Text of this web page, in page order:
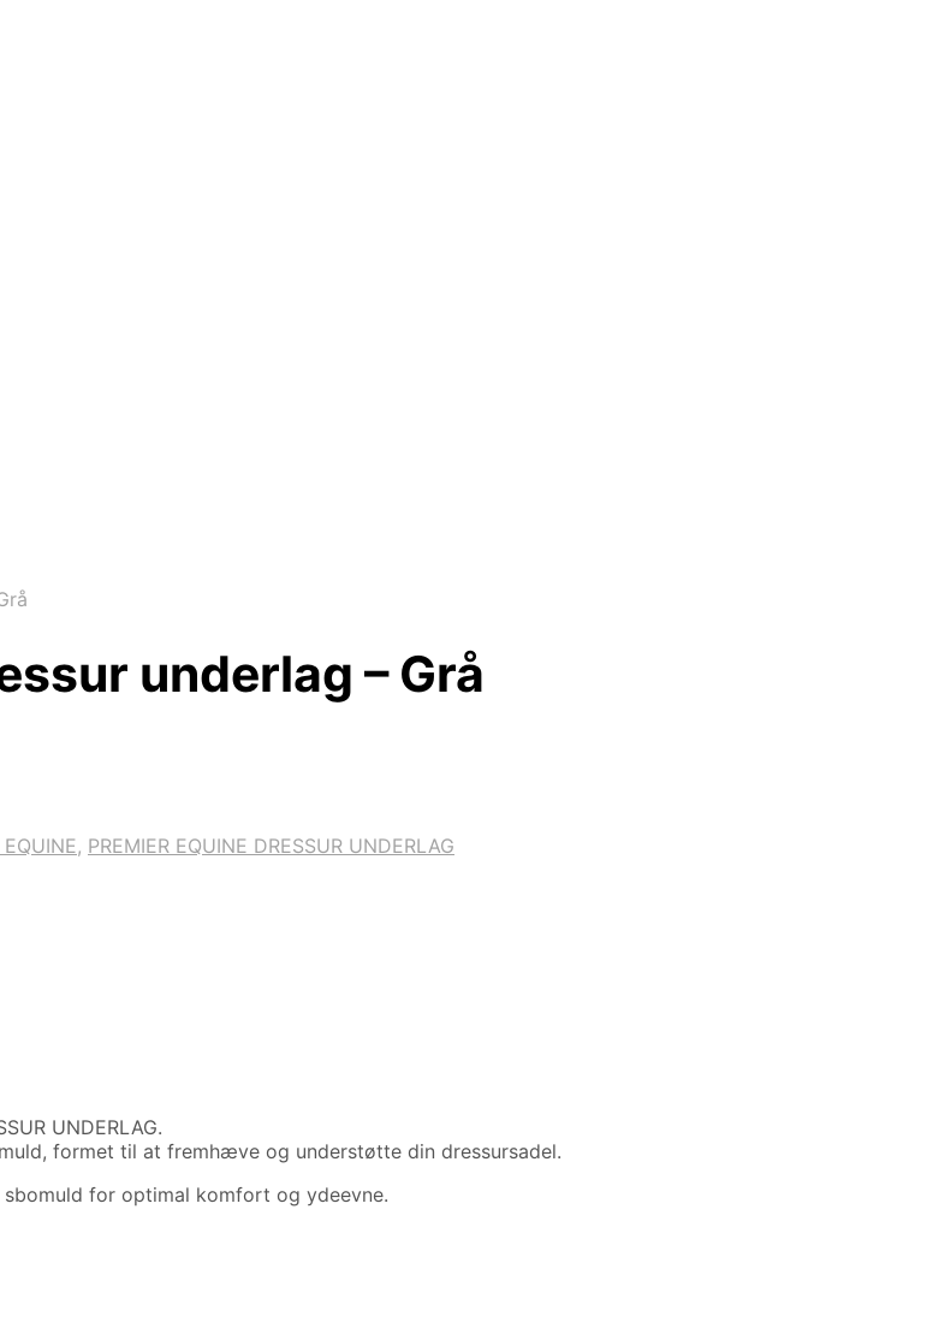
underlag – Grå
EQUINE, PREMIER EQUINE DRESSUR UNDERLAG
UNDERLAG.
formet til at fremhæve og understøtte din dressursadel.
for optimal komfort og ydeevne.